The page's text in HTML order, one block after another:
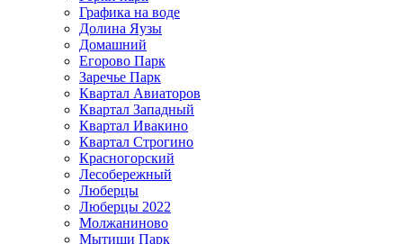
Графика на воде
Долина Яузы
Домашний
Егорово Парк
Заречье Парк
Квартал Авиаторов
Квартал Западный
Квартал Ивакино
Квартал Строгино
Красногорский
Лесобережный
Люберцы
Люберцы 2022
Молжаниново
Мытищи Парк